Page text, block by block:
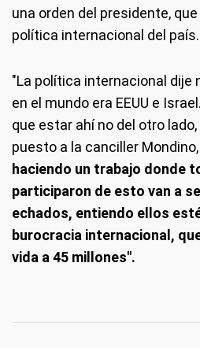
una orden del presidente,
política internacional del país.
"La política internacional
en el mundo era EEUU e
que estar ahí no del otro
puesto a la canciller Mondino,
haciendo un trabajo donde
participaron de esto van a
echados, entiendo ellos
burocracia internacional,
vida a 45 millones".